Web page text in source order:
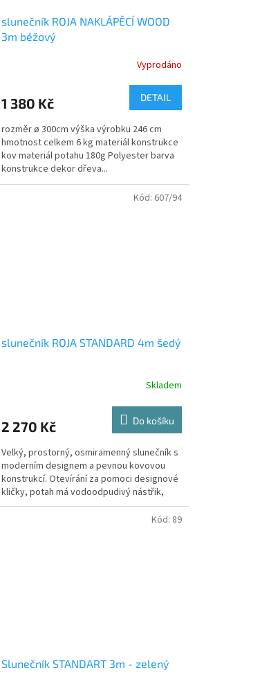
slunečník ROJA NAKLÁPĚCÍ WOOD
3m béžový
Vyprodáno
1 380 Kč DETAIL
rozměr ø 300cm výška výrobku 246 cm
hmotnost celkem 6 kg materiál konstrukce
kov materiál potahu 180g Polyester barva
konstrukce dekor dřeva...
slunečník ROJA STANDARD 4m šedý
Skladem
2 270 Kč Do košíku
Velký, prostorný, osmiramenný slunečník s
moderním designem a pevnou kovovou
konstrukcí. Otevírání za pomoci designové
kličky, potah má vodoodpudivý nástřik,
který Vás ochrání...
Kód: 607/94
Slunečník STANDART 3m - zelený
Kód: 89